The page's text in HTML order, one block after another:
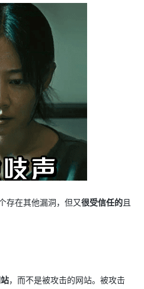
存在其他漏洞，但又很受信任的且
，而不是被攻击的网站。被攻击